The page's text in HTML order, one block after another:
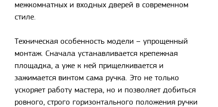
межкомнатных и входных дверей в современном
стиле.
Техническая особенность модели – упрощенный
монтаж. Сначала устанавливается крепежная
площадка, а уже к ней прищелкивается и
зажимается винтом сама ручка. Это не только
ускоряет работу мастера, но и позволяет добиться
ровного, строго горизонтального положения ручки